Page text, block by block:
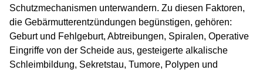
Schutzmechanismen unterwandern. Zu diesen Faktoren,
die Gebärmutterentzündungen begünstigen, gehören:
Geburt und Fehlgeburt, Abtreibungen, Spiralen, Operative
Eingriffe von der Scheide aus, gesteigerte alkalische
Schleimbildung, Sekretstau, Tumore, Polypen und